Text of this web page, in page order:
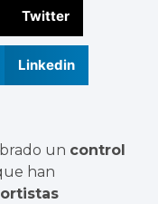
Twitter
Linkedin
un control
han